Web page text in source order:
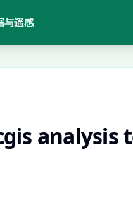
与遥感
analysis